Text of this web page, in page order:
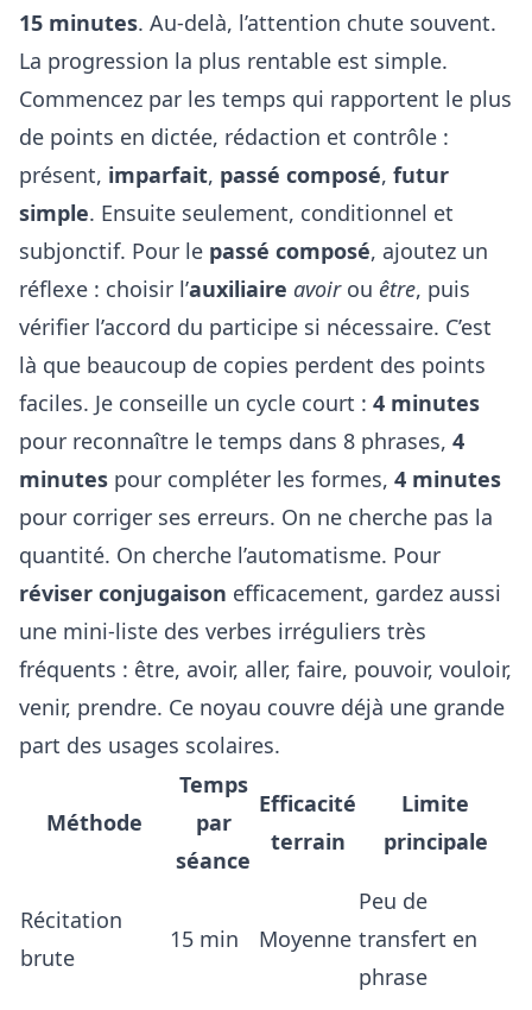
15 minutes. Au-delà, l’attention chute souvent.
La progression la plus rentable est simple.
Commencez par les temps qui rapportent le plus
de points en dictée, rédaction et contrôle :
présent, imparfait, passé composé, futur
simple. Ensuite seulement, conditionnel et
subjonctif. Pour le passé composé, ajoutez un
réflexe : choisir l’auxiliaire avoirou être, puis
vérifier l’accord du participe si nécessaire. C’est
là que beaucoup de copies perdent des points
faciles. Je conseille un cycle court : 4 minutes
pour reconnaître le temps dans 8 phrases, 4
minutes pour compléter les formes, 4 minutes
pour corriger ses erreurs. On ne cherche pas la
quantité. On cherche l’automatisme. Pour
réviser conjugaison efficacement, gardez aussi
une mini-liste des verbes irréguliers très
fréquents : être, avoir, aller, faire, pouvoir, vouloir,
venir, prendre. Ce noyau couvre déjà une grande
part des usages scolaires.
Méthode
Temps
par
séance
Efficacité
terrain
Limite
principale
Récitation
brute
15 min Moyenne
Peu de
transfert en
phrase